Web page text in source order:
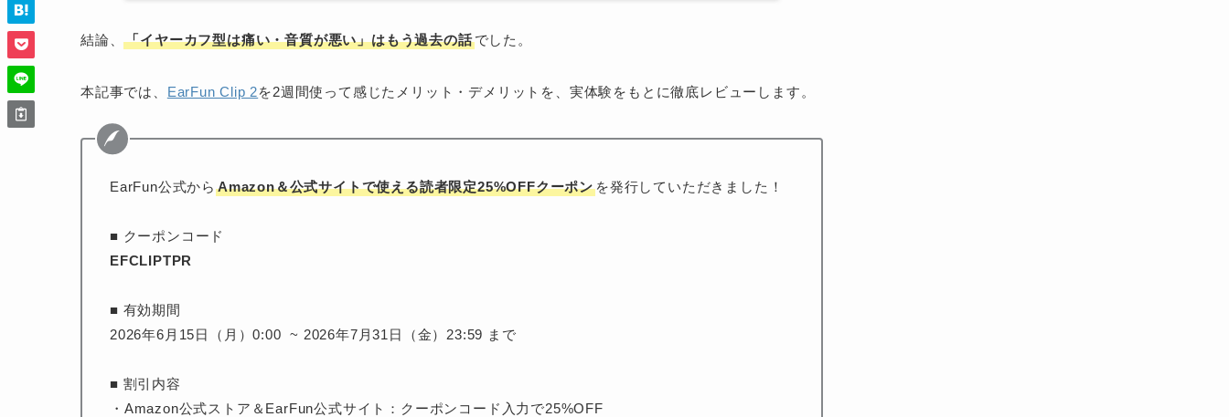
結論、「イヤーカフ型は痛い・音質が悪い」はもう過去の話でした。
本記事では、 EarFun Clip 2を2週間使って感じたメリット・デメリットを、実体験をもとに徹底レビューします。
EarFun公式から Amazon＆公式サイトで使える読者限定25%OFFクーポン を発行していただきました！
■ クーポンコード
EFCLIPTPR
■ 有効期間
2026年6月15日（月）0:00 ~ 2026年7月31日（金）23:59 まで
■ 割引内容
・Amazon公式ストア＆EarFun公式サイト：クーポンコード入力で25%OFF